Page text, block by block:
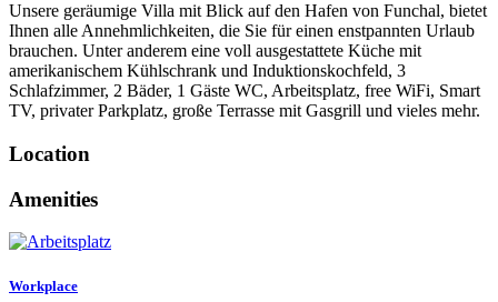
Unsere geräumige Villa mit Blick auf den Hafen von Funchal, bietet
Ihnen alle Annehmlichkeiten, die Sie für einen enstpannten Urlaub
brauchen. Unter anderem eine voll ausgestattete Küche mit
amerikanischem Kühlschrank und Induktionskochfeld, 3
Schlafzimmer, 2 Bäder, 1 Gäste WC, Arbeitsplatz, free WiFi, Smart
TV, privater Parkplatz, große Terrasse mit Gasgrill und vieles mehr.
Location
Amenities
Workplace